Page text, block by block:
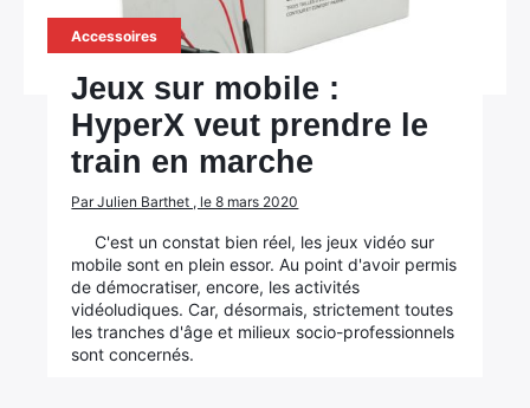
Accessoires
Jeux sur mobile :
HyperX veut prendre le
train en marche
Par Julien Barthet , le 8 mars 2020
C'est un constat bien réel, les jeux vidéo sur
mobile sont en plein essor. Au point d'avoir permis
de démocratiser, encore, les activités
vidéoludiques. Car, désormais, strictement toutes
les tranches d'âge et milieux socio-professionnels
sont concernés.